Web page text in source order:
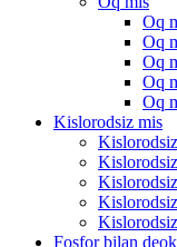
Oq
Oq
Oq
Oq
Oq
Kislorodsiz mis
Fosfor bilan